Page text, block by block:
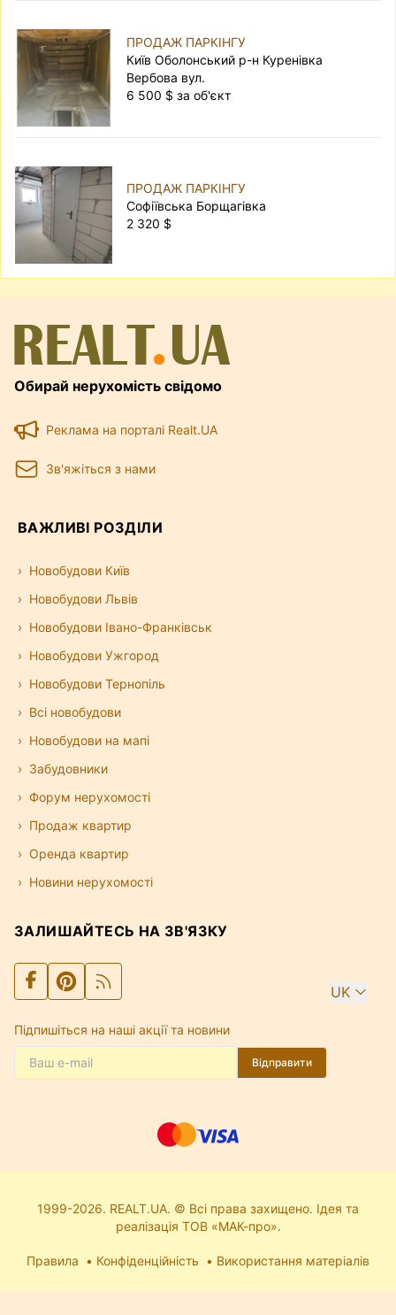
ПРОДАЖ ПАРКІНГУ
Київ Оболонський р-н Куренівка
Вербова вул.
6 500 $ за об'єкт
ПРОДАЖ ПАРКІНГУ
Софіївська Борщагівка
2 320 $
Обирай нерухомість свідомо
Реклама на порталі Realt.UA
Зв'яжіться з нами
ВАЖЛИВІ РОЗДІЛИ
Новобудови Київ
Новобудови Львів
Новобудови Івано-Франківськ
Новобудови Ужгород
Новобудови Тернопіль
Всі новобудови
Новобудови на мапі
Забудовники
Форум нерухомості
Продаж квартир
Оренда квартир
Новини нерухомості
ЗАЛИШАЙТЕСЬ НА ЗВ'ЯЗКУ
UK
Підпишіться на наші акції та новини
Відправити
1999-2026. REALT.UA. © Всі права захищено. Ідея та
реалізація ТОВ «МАК-про».
Правила Конфіденційність Використання матеріалів